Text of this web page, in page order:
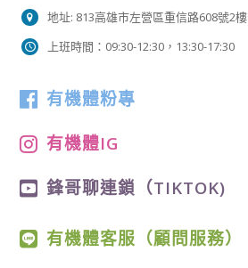
地址: 813高雄市左營區重信路608號2樓
上班時間：09:30-12:30，13:30-17:30
有機體粉專
有機體IG
鋒哥聊連鎖（TIKTOK)
有機體客服（顧問服務）